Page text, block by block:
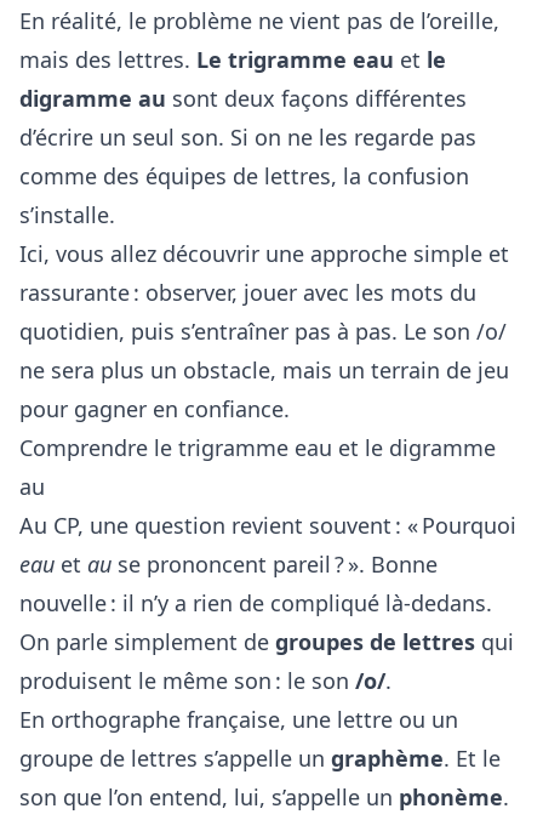
En réalité, le problème ne vient pas de l’oreille,
mais des lettres. Le trigramme eau et le
digramme au sont deux façons différentes
d’écrire un seul son. Si on ne les regarde pas
comme des équipes de lettres, la confusion
s’installe.
Ici, vous allez découvrir une approche simple et
rassurante : observer, jouer avec les mots du
quotidien, puis s’entraîner pas à pas. Le son /o/
ne sera plus un obstacle, mais un terrain de jeu
pour gagner en confiance.
Comprendre le trigramme eau et le digramme
au
Au CP, une question revient souvent : « Pourquoi
eau et au se prononcent pareil ? ». Bonne
nouvelle : il n’y a rien de compliqué là-dedans.
On parle simplement de groupes de lettres qui
produisent le même son : le son /o/.
En orthographe française, une lettre ou un
groupe de lettres s’appelle un graphème. Et le
son que l’on entend, lui, s’appelle un phonème.